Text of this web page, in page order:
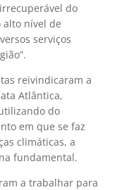
do
alto nível de
serviços
reivindicaram a
Atlântica,
do
em que se faz
climáticas, a
fundamental.
a trabalhar para